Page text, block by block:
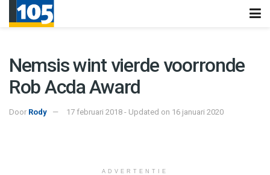
Nemsis wint vierde voorronde
Rob Acda Award
Door Rody 17 februari 2018 - Updated on 16 januari 2020
ADVERTENTIE